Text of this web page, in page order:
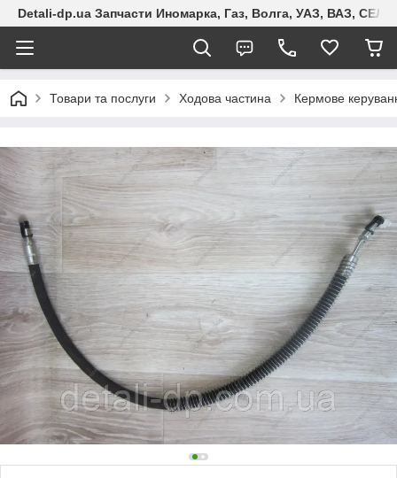
Detali-dp.ua Запчасти Иномарка, Газ, Волга, УАЗ, ВАЗ,
Товари та послуги Ходова частина Кермове